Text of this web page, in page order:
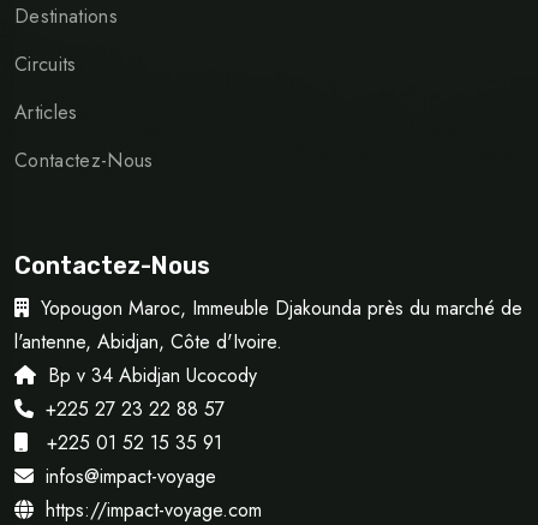
Destinations
Circuits
Articles
Contactez-Nous
Contactez-Nous
Yopougon Maroc, Immeuble Djakounda près du marché de
l'antenne, Abidjan, Côte d'Ivoire.
Bp v 34 Abidjan Ucocody
+225 27 23 22 88 57
+225 01 52 15 35 91
infos@impact-voyage
https://impact-voyage.com